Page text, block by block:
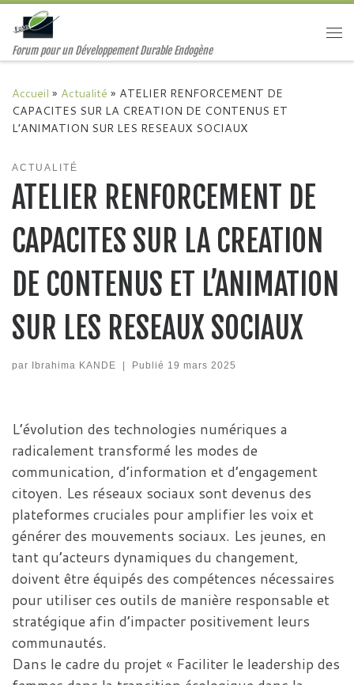
Passer au contenu
Forum pour un Développement Durable Endogène
Accueil » Actualité » ATELIER RENFORCEMENT DE
CAPACITES SUR LA CREATION DE CONTENUS ET
L’ANIMATION SUR LES RESEAUX SOCIAUX
ACTUALITÉ
ATELIER RENFORCEMENT DE
CAPACITES SUR LA CREATION
DE CONTENUS ET L’ANIMATION
SUR LES RESEAUX SOCIAUX
par Ibrahima KANDE Publié 19 mars 2025
L’évolution des technologies numériques a
radicalement transformé les modes de
communication, d’information et d’engagement
citoyen. Les réseaux sociaux sont devenus des
plateformes cruciales pour amplifier les voix et
générer des mouvements sociaux. Les jeunes, en
tant qu’acteurs dynamiques du changement,
doivent être équipés des compétences nécessaires
pour utiliser ces outils de manière responsable et
stratégique afin d’impacter positivement leurs
communautés.
Dans le cadre du projet « Faciliter le leadership des